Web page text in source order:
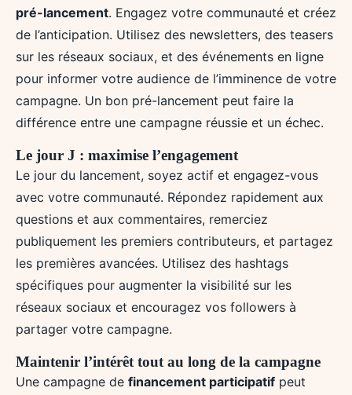
pré-lancement. Engagez votre communauté et créez
de l’anticipation. Utilisez des newsletters, des teasers
sur les réseaux sociaux, et des événements en ligne
pour informer votre audience de l’imminence de votre
campagne. Un bon pré-lancement peut faire la
différence entre une campagne réussie et un échec.
Le jour J : maximise l’engagement
Le jour du lancement, soyez actif et engagez-vous
avec votre communauté. Répondez rapidement aux
questions et aux commentaires, remerciez
publiquement les premiers contributeurs, et partagez
les premières avancées. Utilisez des hashtags
spécifiques pour augmenter la visibilité sur les
réseaux sociaux et encouragez vos followers à
partager votre campagne.
Maintenir l’intérêt tout au long de la campagne
Une campagne de financement participatif peut